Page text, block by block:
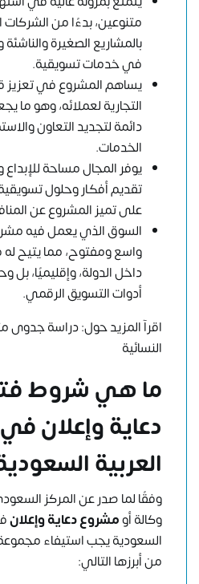
متنوعين، بدءًا من الشركات
بالمشاريع الصغيرة والناشئة
في خدمات تسويقية.
يساهم المشروع في تعزيز
التجارية لعملائه، وهو ما
دائمة لتجديد التعاون
الخدمات.
يوفر المجال مساحة للإبداع
تقديم أفكار وحلول
على تميز المشروع عن
السوق الذي يعمل فيه
واسع ومفتوح، مما يتيح له
داخل الدولة، وإقليميًا،
أدوات التسويق الرقمي.
اقرآ المزيد حول:دراسة جدوى
النسائية
ما هي شروط
دعاية وإعلان
العربية
وفقًا لما صدر عن المركز
وكالة أومشروع دعاية وإعلان
السعودية يجب استيفاء
من أبرزها التالي: